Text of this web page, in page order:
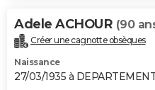
Adele ACHOUR (90
Créer une cagnotte obsèques
Naissance
27/03/1935 à